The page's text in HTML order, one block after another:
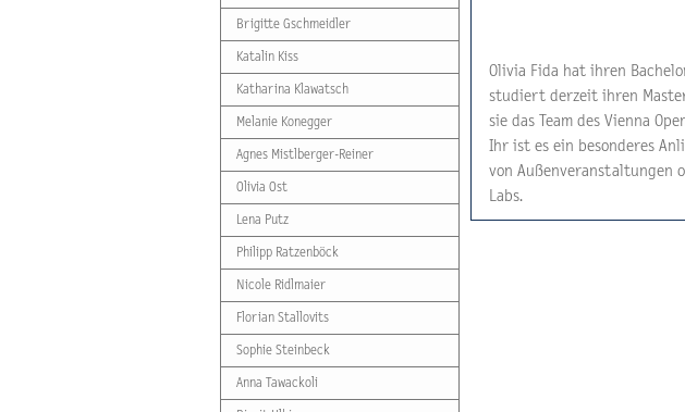
Brigitte Gschmeidler
Katalin Kiss
Katharina Klawatsch
Melanie Konegger
Agnes Mistlberger-Reiner
Olivia Ost
Lena Putz
Philipp Ratzenböck
Nicole Ridlmaier
Florian Stallovits
Sophie Steinbeck
Anna Tawackoli
Olivia Fida hat ihren
studiert derzeit ihren
sie das Team des Vienna
Ihr ist es ein besonderes
von Außenveranstaltungen
Labs.